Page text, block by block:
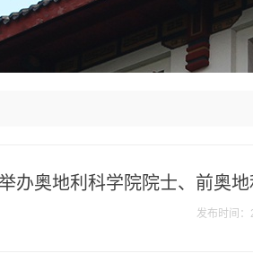
办奥地利科学院院士、前奥
发布时间